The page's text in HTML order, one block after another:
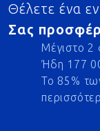
Θέλετε ένα
Σας
Μέγιστο
Ήδη 177
Το 85%